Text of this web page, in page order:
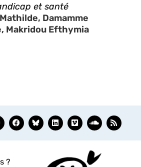
et santé
Damamme
Makridou Efthymia
?